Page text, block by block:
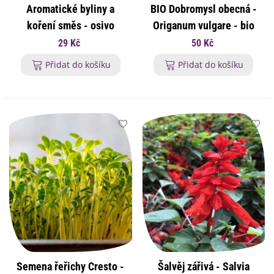
Aromatické byliny a
koření směs - osivo
aromatických bylin - 0,5 g
29 Kč
Přidat do košíku
BIO Dobromysl obecná -
Origanum vulgare - bio
osivo oregana - 700 ks
50 Kč
Přidat do košíku
Semena řeřichy Cresto -
Šalvěj zářivá - Salvia